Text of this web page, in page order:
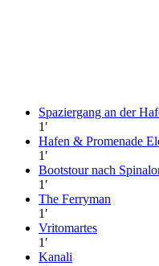
Spaziergang an der
1′
Hafen & Promenade
1′
Bootstour nach
1′
The Ferryman
1′
Vritomartes
1′
Kanali